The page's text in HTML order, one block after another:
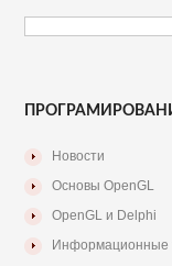
Новости
Основы OpenGL
OpenGL и Delphi
Информационные